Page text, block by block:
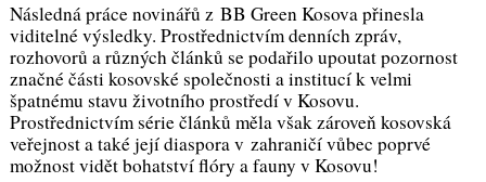
Následná práce novinářů z BB Green Kosova přinesla
viditelné výsledky. Prostřednictvím denních zpráv,
rozhovorů a různých článků se podařilo upoutat pozornost
značné části kosovské společnosti a institucí k velmi
špatnému stavu životního prostředí v Kosovu.
Prostřednictvím série článků měla však zároveň kosovská
veřejnost a také její diaspora v zahraničí vůbec poprvé
možnost vidět bohatství flóry a fauny v Kosovu!